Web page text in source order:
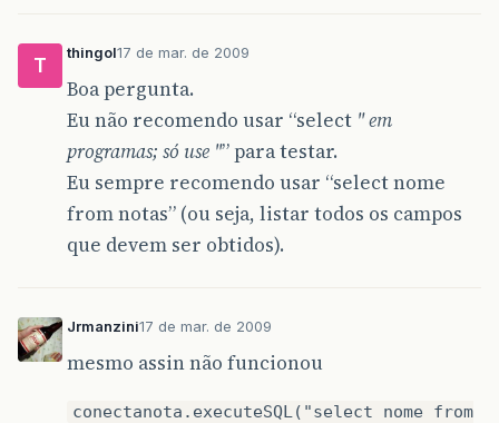
T
thingol17 de mar. de 2009
Boa pergunta.
Eu não recomendo usar “select " em
programas; só use "” para testar.
Eu sempre recomendo usar “select nome
from notas” (ou seja, listar todos os campos
que devem ser obtidos).
Jrmanzini17 de mar. de 2009
mesmo assin não funcionou
conectanota.executeSQL("select nome from